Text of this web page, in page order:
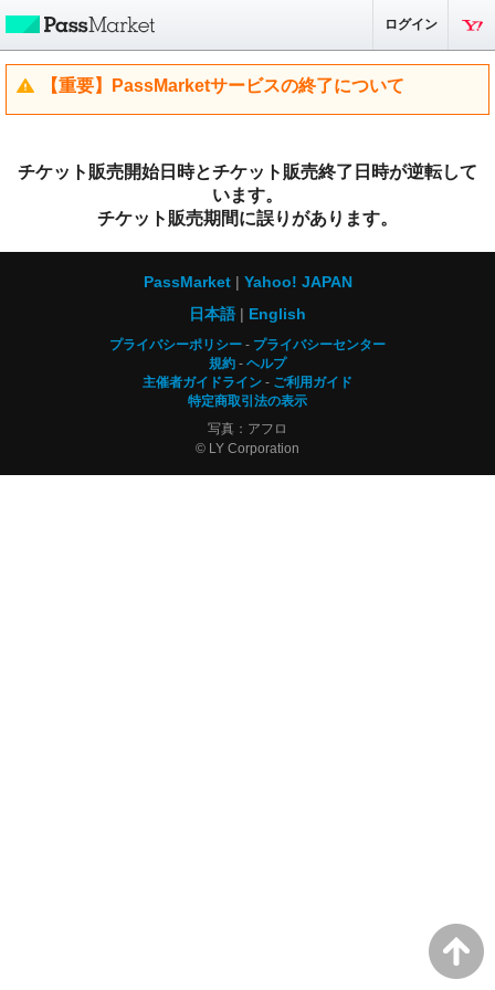
ログイン
【重要】PassMarketサービスの終了について
チケット販売開始日時とチケット販売終了日時が逆転して
います。
チケット販売期間に誤りがあります。
PassMarket
Yahoo! JAPAN
日本語
English
プライバシーポリシー
プライバシーセンター
規約
ヘルプ
主催者ガイドライン
ご利用ガイド
特定商取引法の表示
写真：アフロ
© LY Corporation